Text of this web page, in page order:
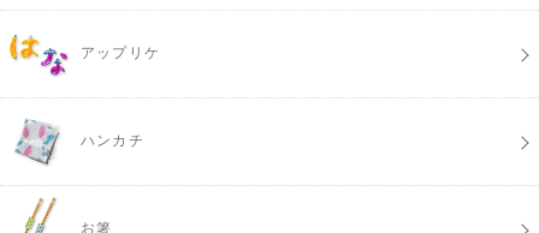
アップリケ
ハンカチ
お箸